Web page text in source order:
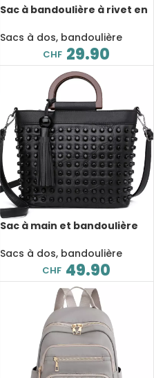
Sac à bandoulière à rivet en
pochette intérieure et
extérieure
Sacs à dos, bandoulière
CHF 29.90
Sac à main et bandoulière
imperméable
Sacs à dos, bandoulière
CHF 49.90